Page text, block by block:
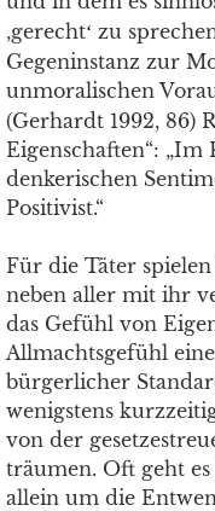
‚gerecht‘ zu
Gegeninstanz zur
unmoralischen
(Gerhardt 1992, 86)
Eigenschaften“: „Im
denkerischen
Positivist.“
Für die Täter
neben aller mit ihr
das Gefühl von
Allmachtsgefühl
bürgerlicher
wenigstens
von der
träumen. Oft geht
allein um die